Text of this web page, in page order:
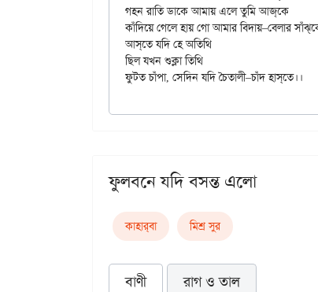
গহন রাতি ডাকে আমায় এলে তুমি আজ্‌কে
কাঁদিয়ে গেলে হায় গো আমার বিদায়–বেলার সাঁঝ্‌কে।
আস্‌তে যদি হে অতিথি
ছিল যখন শুক্লা তিথি
ফুলবনে যদি বসন্ত এলো
কাহার্‌বা মিশ্র সুর
বাণী রাগ ও তাল